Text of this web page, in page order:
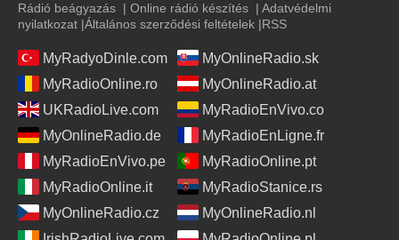
Rádió beágyazás | Online rádió készítés | Adatvédelmi
nyilatkozat |Általános szerződési feltételek |RSS
MyRadyoDinle.com
MyOnlineRadio.sk
MyRadioOnline.ro
MyOnlineRadio.at
UKRadioLive.com
MyRadioEnVivo.co
MyOnlineRadio.de
MyRadioEnLigne.fr
MyRadioEnVivo.pe
MyRadioOnline.pt
MyRadioOnline.it
MyRadioStanice.rs
MyOnlineRadio.cz
MyOnlineRadio.nl